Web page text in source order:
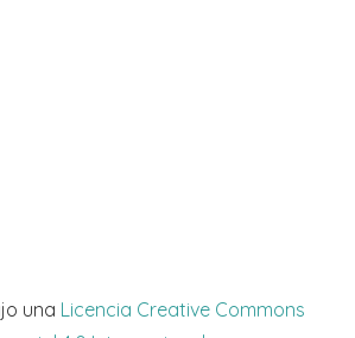
una Licencia Creative Commons